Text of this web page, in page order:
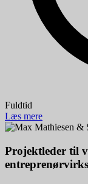
Fuldtid
Læs mere
Projektleder til